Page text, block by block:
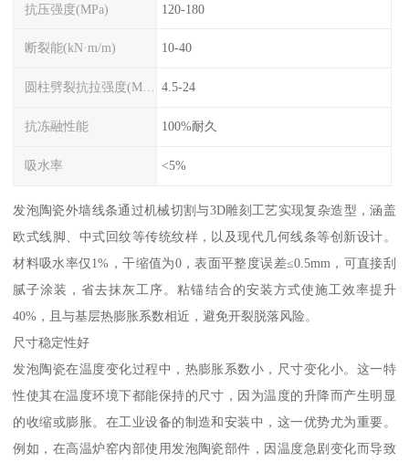
抗压强度(MPa) 120-180
断裂能(kN·m/m) 10-40
圆柱劈裂抗拉强度(MPa) 4.5-24
抗冻融性能 100%耐久
吸水率 <5%
发泡陶瓷外墙线条通过机械切割与3D雕刻工艺实现复杂造型，涵盖
欧式线脚、中式回纹等传统纹样，以及现代几何线条等创新设计。
材料吸水率仅1%，干缩值为0，表面平整度误差≤0.5mm，可直接刮
腻子涂装，省去抹灰工序。粘锚结合的安装方式使施工效率提升
40%，且与基层热膨胀系数相近，避免开裂脱落风险。
尺寸稳定性好
发泡陶瓷在温度变化过程中，热膨胀系数小，尺寸变化小。这一特
性使其在温度环境下都能保持的尺寸，因为温度的升降而产生明显
的收缩或膨胀。在工业设备的制造和安装中，这一优势尤为重要。
例如，在高温炉窑内部使用发泡陶瓷部件，因温度急剧变化而导致